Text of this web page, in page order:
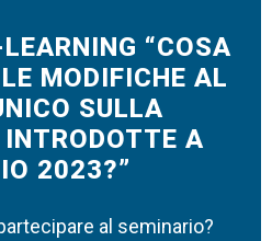
“COSA
MODIFICHE AL
SULLA
A
2023?”
al seminario?